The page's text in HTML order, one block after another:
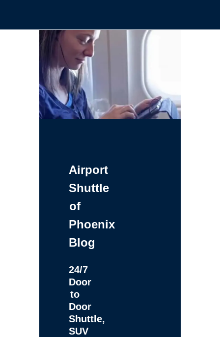
Airport
Shuttle
of
Phoenix
Blog
24/7
Door
to
Door
Shuttle,
SUV